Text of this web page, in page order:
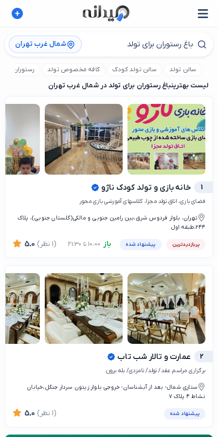
شمال غرب تهران
سالن تولد سالن تولد کودک کافه مخصوص تولد رستوران
لیست بهترینباغ رستوران برای تولد در شمال غرب تهران
1 خانه بازی و تولد کودک ناژو
فضای بازی، اتاق تولد مجزا، کلاسهای آموزشی بازی محور
تهران، بلوار فردوس شرق،بین رامین جنوبی و مالکی(گلستان جنوبی)، ‌پلاک
۲۴۴،طبقه اول
پربازدیدترین پیشنهاد شده باز 5.0 (1 نظر)
2 عمارت و تالار شب تاب
برگزاری مراسم عقد/ تولد/ نامزدی/ بله برون
ستاری شمال- بعد از آبشناسان- خروجی بلوار زیتون سردار جنگل،خیابان
نشاط ۴ پلاک ۷
پیشنهاد شده 5.0 (1 نظر)